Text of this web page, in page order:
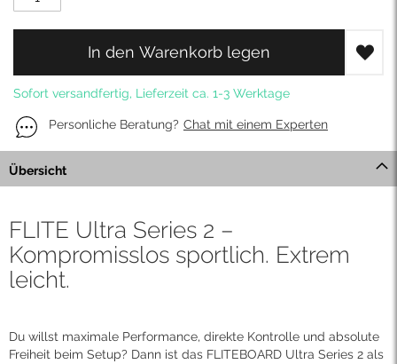
In den Warenkorb legen
Sofort versandfertig, Lieferzeit ca. 1-3 Werktage
Personliche Beratung? Chat mit einem Experten
Übersicht
FLITE Ultra Series 2 –
Kompromisslos sportlich. Extrem
leicht.
Du willst maximale Performance, direkte Kontrolle und absolute
Freiheit beim Setup? Dann ist das FLITEBOARD Ultra Series 2 als